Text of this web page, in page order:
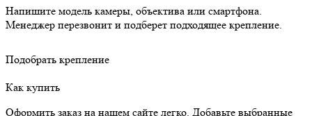
Напишите модель камеры, объектива или смартфона.
Менеджер перезвонит и подберет подходящее крепление.
Подобрать крепление
Как купить
Оформить заказ на нашем сайте легко. Добавьте выбранные